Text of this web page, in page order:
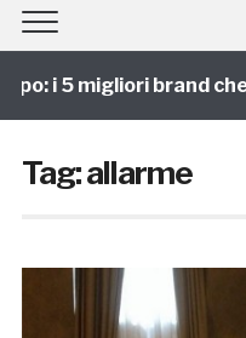
i 5 migliori brand
Tag:allarme